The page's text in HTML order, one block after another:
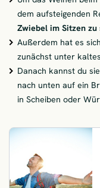
dem aufsteigenden
Zwiebel im Sitzen zu
Außerdem hat es
zunächst unter
Danach kannst du
nach unten auf ein
in Scheiben oder